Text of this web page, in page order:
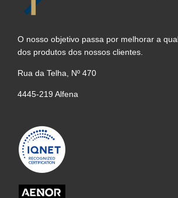
O nosso objetivo passa por melhorar a
dos produtos dos nossos clientes.
Rua da Telha, Nº 470
4445-219 Alfena